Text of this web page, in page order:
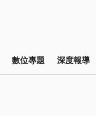
數位專題 深度報導